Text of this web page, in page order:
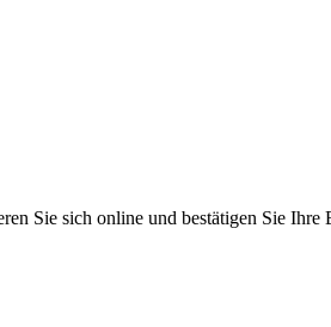
Sie sich online und bestätigen Sie Ihre